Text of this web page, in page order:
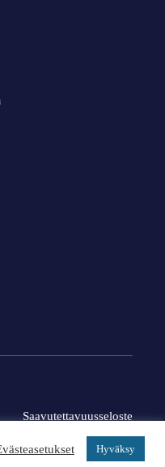
Saavutettavuusseloste
Hyväksy